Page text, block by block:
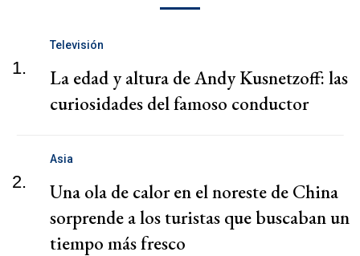
1.
Televisión
La edad y altura de Andy Kusnetzoff: las
curiosidades del famoso conductor
2.
Asia
Una ola de calor en el noreste de China
sorprende a los turistas que buscaban un
tiempo más fresco